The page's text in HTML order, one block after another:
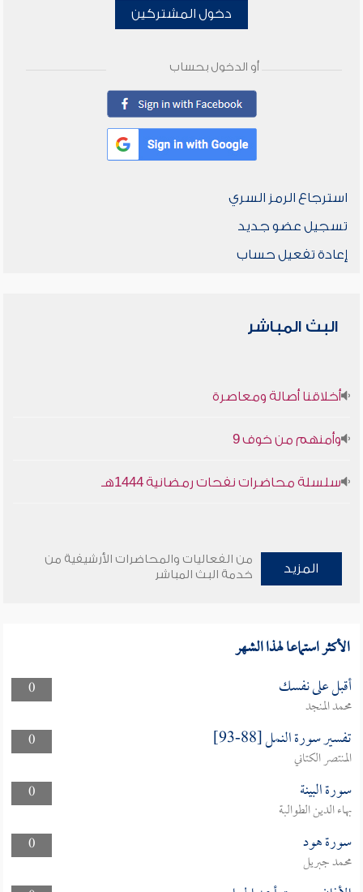
دخول المشتركين
أو الدخول بحساب
استرجاع الرمز السري
تسجيل عضو جديد
إعادة تفعيل حساب
البث المباشر
أخلاقنا أصالة ومعاصرة
وأمنهم من خوف 9
سلسلة محاضرات نفحات رمضانية 1444هـ
المزيد
من الفعاليات والمحاضرات الأرشيفية من
خدمة البث المباشر
الأكثر استماعا لهذا الشهر
0 أقبل على نفسك
محمد المنجد
0
تفسير سورة النمل [88-93]
المنتصر الكتاني
0
سورة البينة
بهاء الدين الطوالبة
0
سورة هود
محمد جبريل